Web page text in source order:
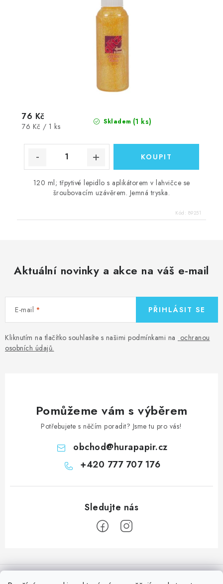
Skladem (1 ks)
76 Kč
Měrná
76 Kč / 1 ks
120 ml; třpytivé lepidlo s aplikátorem v lahvičce se
šroubovacím uzávěrem. Jemná tryska.
Kód: 89251
Aktuální novinky a akce na váš e-mail
E-mail
Kliknutím na tlačítko souhlasíte s našimi podmínkami na ochranou
osobních údajů.
PŘIHLÁSIT SE
Pomůžeme vám s výběrem
Potřebujete s něčím poradit? Jsme tu pro vás!
obchod@hurapapir.cz
+420 777 707 176
á